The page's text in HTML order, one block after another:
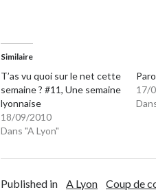
Similaire
T’as vu quoi sur le net cette
semaine ? #11, Une semaine
lyonnaise
18/09/2010
Dans "A Lyon"
17/
Published in A Lyon Coup de